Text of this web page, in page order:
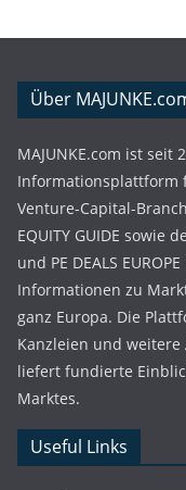
Über
MAJUNKE.com ist seit
Informationsplattform
Venture-Capital-
EQUITY GUIDE sowie
und PE DEALS
Informationen zu
ganz Europa. Die
Kanzleien und
liefert fundierte
Marktes.
Useful Links